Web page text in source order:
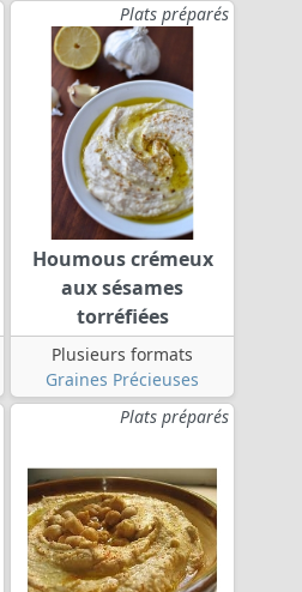
Plats préparés
Houmous crémeux
aux sésames
torréfiées
Plusieurs formats
Graines Précieuses
Plats préparés